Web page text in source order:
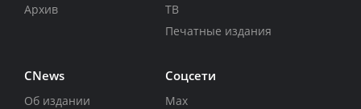
Архив
ТВ
Печатные издания
CNews
Об издании
Соцсети
Max